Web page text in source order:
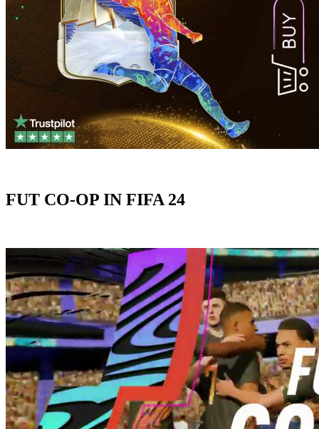
FUT CO-OP IN FIFA 24